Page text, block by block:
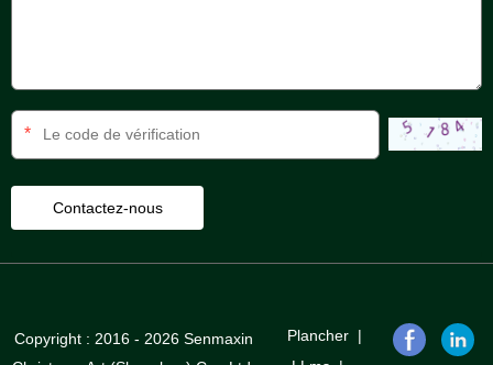
*
Copyright : 2016 - 2026 Senmaxin
Plancher|